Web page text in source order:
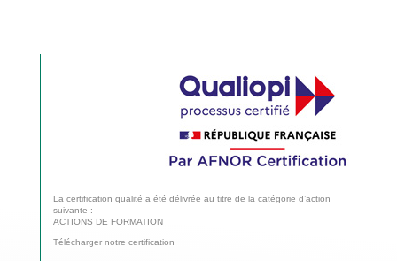
La certification qualité a été délivrée au titre de la catégorie d’action
suivante :
ACTIONS DE FORMATION
Télécharger notre certification